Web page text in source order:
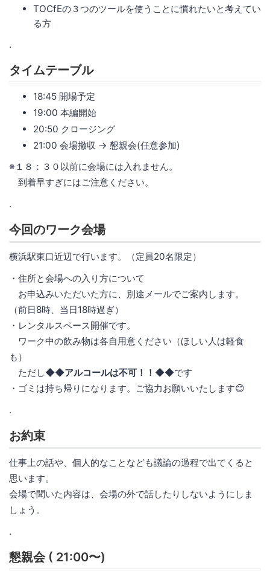
TOCfEの３つのツールを使うことに慣れたいと考えてい
る方
.
タイムテーブル
18:45 開場予定
19:00 本編開始
20:50 クロージング
21:00 会場撤収 -> 懇親会(任意参加)
※１８：３０以前に会場には入れません。
到着早すぎにはご注意ください。
.
今回のワーク会場
横浜駅東口近辺で行います。（定員20名限定）
・住所と会場への入り方について
お申込みいただいた方に、別途メールでご案内します。
（前日8時、当日18時過ぎ）
・レンタルスペース開催です。
ワーク中の飲み物は各自用意ください（ほしい人は軽食
も）
ただし◆◆アルコールは不可！！◆◆です
・ゴミは持ち帰りになります。ご協力お願いいたします😊
.
お約束
仕事上の話や、個人的なことなども議論の過程で出てくると
思います。
会場で聞いた内容は、会場の外で話したりしないようにしま
しょう。
.
懇親会 ( 21:00〜)